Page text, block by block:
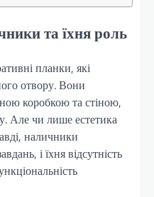
та їхня роль
планки, які
отвору. Вони
коробкою та стіною,
Але чи лише естетика
наличники
і їхня відсутність